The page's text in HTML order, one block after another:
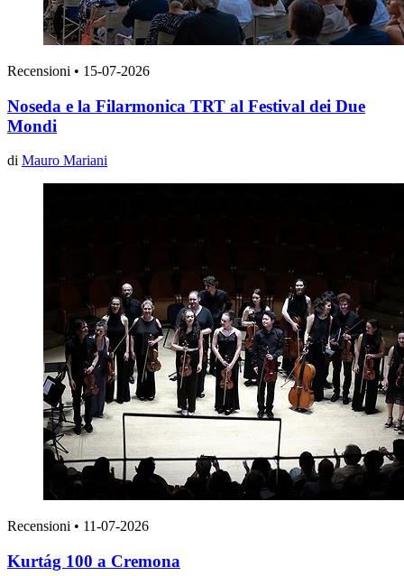
Recensioni • 15-07-2026
Noseda e la Filarmonica TRT al Festival dei Due
Mondi
di Mauro Mariani
Recensioni • 11-07-2026
Kurtág 100 a Cremona